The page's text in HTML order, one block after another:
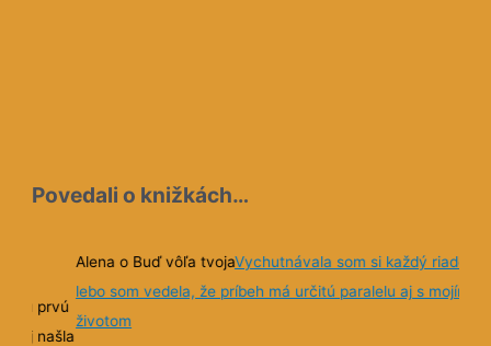
Povedali o knižkách…
prvú
nej našla
Alena o Buď vôľa tvojaVychutnávala som si každý riadok,
lebo som vedela, že príbeh má určitú paralelu aj s mojím
životom